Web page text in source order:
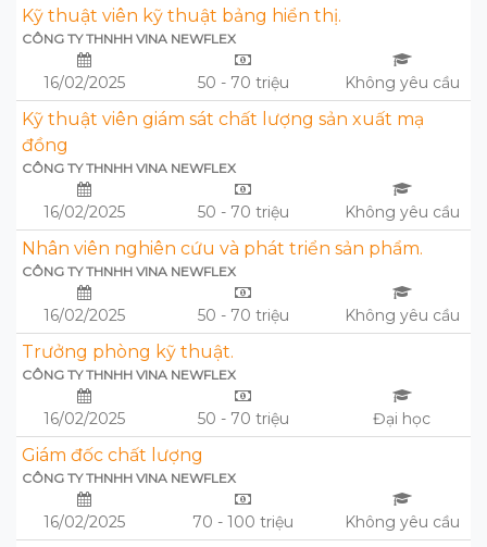
Kỹ thuật viên kỹ thuật bảng hiển thị.
CÔNG TY THNHH VINA NEWFLEX
16/02/2025 50 - 70 triệu Không yêu cầu
Kỹ thuật viên giám sát chất lượng sản xuất mạ
đồng
CÔNG TY THNHH VINA NEWFLEX
16/02/2025 50 - 70 triệu Không yêu cầu
Nhân viên nghiên cứu và phát triển sản phẩm.
CÔNG TY THNHH VINA NEWFLEX
16/02/2025 50 - 70 triệu Không yêu cầu
Trưởng phòng kỹ thuật.
CÔNG TY THNHH VINA NEWFLEX
16/02/2025 50 - 70 triệu Đại học
Giám đốc chất lượng
CÔNG TY THNHH VINA NEWFLEX
16/02/2025 70 - 100 triệu Không yêu cầu